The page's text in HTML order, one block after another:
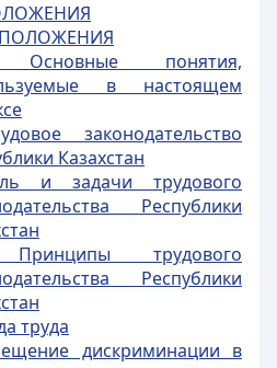
ПОЛОЖЕНИЯ
понятия,
в настоящем
законодательство
Казахстан
и задачи трудового
Республики
трудового
Республики
труда
дискриминации в